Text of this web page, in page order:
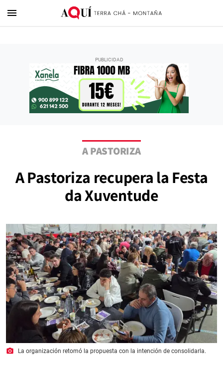
menu
A PASTORIZA
A Pastoriza recupera la Festa
da Xuventude
photo_camera La organización retomó la propuesta con la intención de consolidarla.